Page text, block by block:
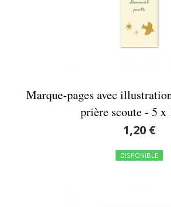
Marque-pages avec
prière scoute - 5 x
1,20 €
DISPONIBLE